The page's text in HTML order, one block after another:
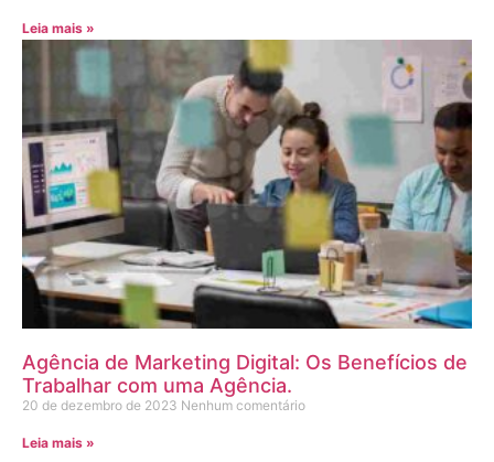
Leia mais »
Agência de Marketing Digital: Os Benefícios de
Trabalhar com uma Agência.
20 de dezembro de 2023 Nenhum comentário
Leia mais »